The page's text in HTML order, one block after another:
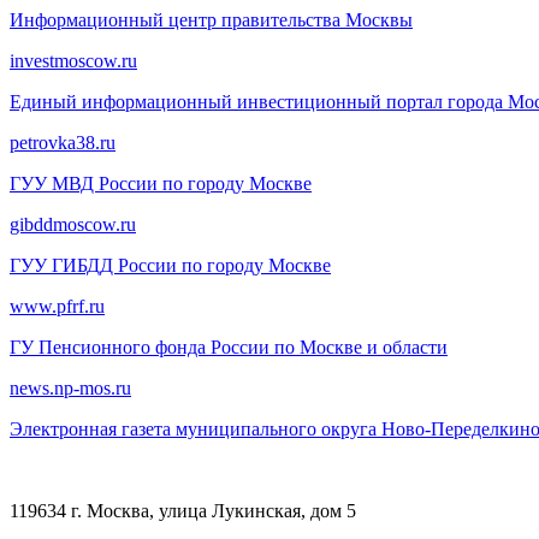
Информационный центр правительства Москвы
investmoscow.ru
Единый информационный инвестиционный портал города
petrovka38.ru
ГУУ МВД России по городу Москве
gibddmoscow.ru
ГУУ ГИБДД России по городу Москве
www.pfrf.ru
ГУ Пенсионного фонда России по Москве и области
news.np-mos.ru
Электронная газета муниципального округа Ново-Переделкино
119634 г. Москва, улица Лукинская, дом 5